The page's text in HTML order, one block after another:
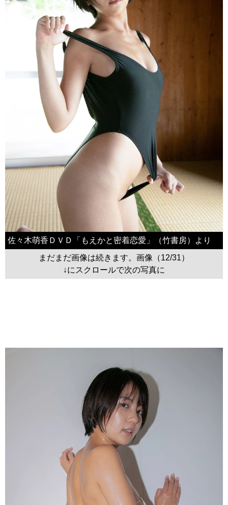
佐々木萌香ＤＶＤ「もえかと密着恋愛」（竹書房）より
まだまだ画像は続きます。画像（12/31）
↓にスクロールで次の写真に